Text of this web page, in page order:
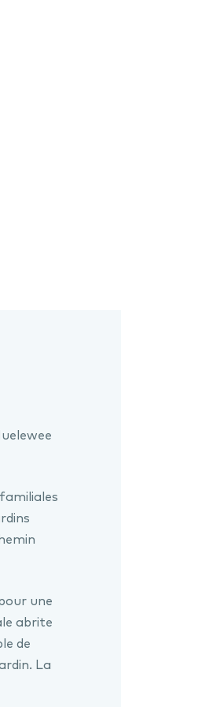
une
abrite
de
La